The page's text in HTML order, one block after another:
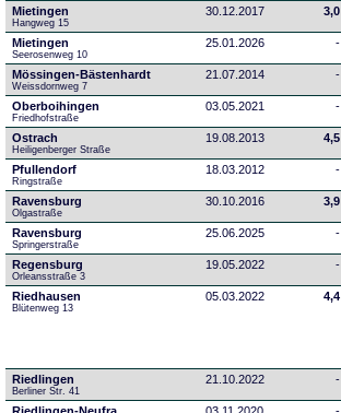
Mietingen
Hangweg 15
30.12.2017 3,0
Mietingen
Seerosenweg 10
25.01.2026 -
Mössingen-Bästenhardt
Weissdornweg 7
21.07.2014 -
Oberboihingen
Friedhofstraße
03.05.2021 -
Ostrach
Heiligenberger Straße
19.08.2013 4,5
Pfullendorf
Ringstraße
18.03.2012 -
Ravensburg
Olgastraße
30.10.2016 3,9
Ravensburg
Springerstraße
25.06.2025 -
Regensburg
Orleansstraße 3
19.05.2022 -
Riedhausen
Blütenweg 13
05.03.2022 4,4
Riedlingen
Berliner Str. 41
21.10.2022 -